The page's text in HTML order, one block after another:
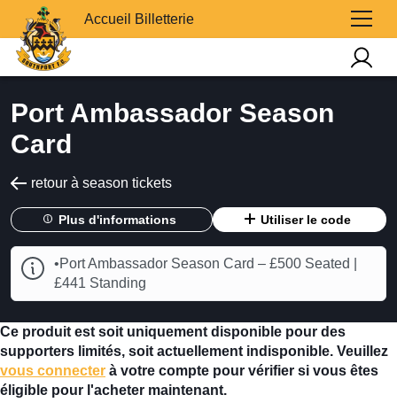
Accueil Billetterie
Port Ambassador Season
Card
retour à season tickets
Plus d'informations Utiliser le code
•Port Ambassador Season Card – £500 Seated |
£441 Standing
Ce produit est soit uniquement disponible pour des
supporters limités, soit actuellement indisponible. Veuillez
vous connecter à votre compte pour vérifier si vous êtes
éligible pour l'acheter maintenant.